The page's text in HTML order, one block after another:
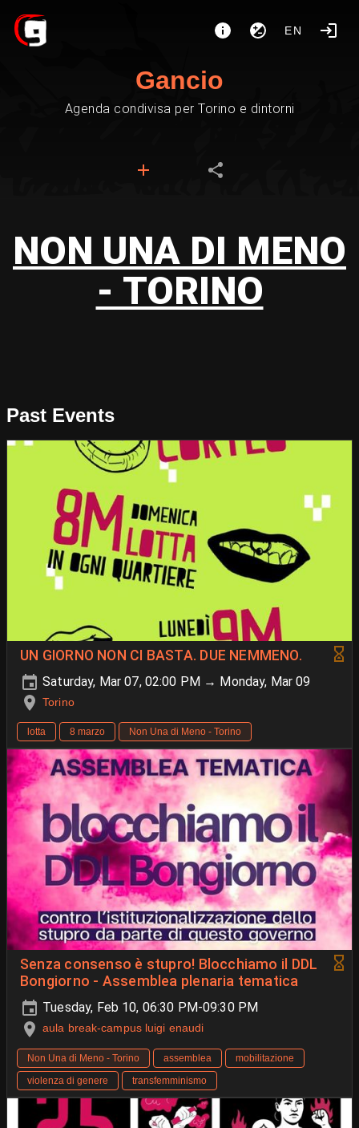
EN
Gancio
Agenda condivisa per Torino e dintorni
NON UNA DI MENO
- TORINO
Past Events
UN GIORNO NON CI BASTA. DUE NEMMENO.
Saturday, Mar 07, 02:00 PM → Monday, Mar 09
Torino
lotta 8 marzo Non Una di Meno - Torino
Senza consenso è stupro! Blocchiamo il DDL
Bongiorno - Assemblea plenaria tematica
Tuesday, Feb 10, 06:30 PM-09:30 PM
aula break-campus luigi enaudi
Non Una di Meno - Torino assemblea
mobilitazione
violenza di genere
transfemminismo